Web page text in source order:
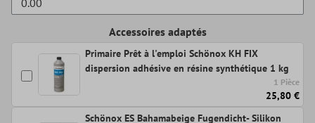
Accessoires adaptés
Primaire Prêt à l'emploi Schönox KH FIX
dispersion adhésive en résine synthétique 1 kg
1 Pièce
25,80 €
Schönox ES Bahamabeige Fugendicht- Silikon